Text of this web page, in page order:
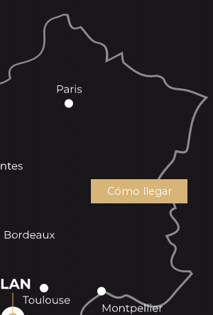
Cómo llegar